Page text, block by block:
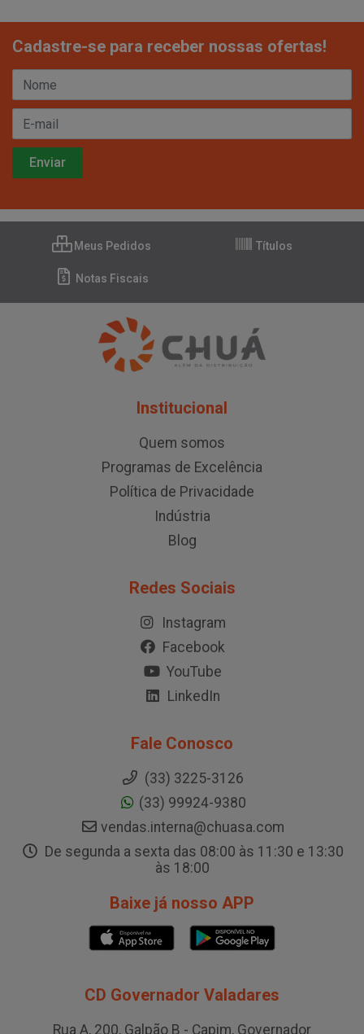
Cadastre-se para receber nossas ofertas!
Meus Pedidos Títulos
Notas Fiscais
Institucional
Quem somos
Programas de Excelência
Política de Privacidade
Indústria
Blog
Redes Sociais
Instagram
Facebook
YouTube
LinkedIn
Fale Conosco
(33) 3225-3126
(33) 99924-9380
vendas.interna@chuasa.com
De segunda a sexta das 08:00 às 11:30 e 13:30
às 18:00
Baixe já nosso APP
CD Governador Valadares
Rua A, 200, Galpão B - Capim, Governador